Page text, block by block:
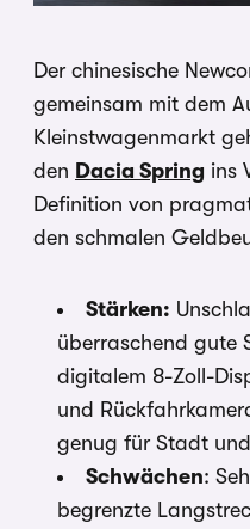
Der chinesische
gemeinsam mit dem
Kleinstwagenmarkt
den Dacia Spring ins
Definition von
den schmalen
Stärken:
überraschend gute
digitalem 8-Zoll-
und
genug für Stadt
Schwächen:
begrenzte